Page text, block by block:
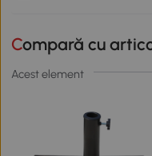
Compară cu
Acest element